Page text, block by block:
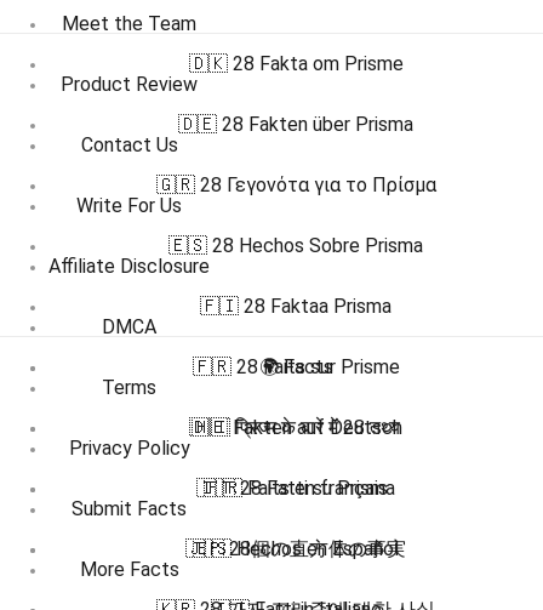
Meet the Team
Product Review
Contact Us
Write For Us
Affiliate Disclosure
DMCA
Terms
Privacy Policy
Submit Facts
More Facts
🇩🇰 28 Fakta om Prisme
🇩🇪 28 Fakten über Prisma
🇬🇷 28 Γεγονότα για το Πρίσμα
🇪🇸 28 Hechos Sobre Prisma
🇫🇮 28 Faktaa Prisma
🇫🇷 28 Faits sur Prisme
🇭🇮 प्रिज्म के बारे में 28 तथ्य
🇮🇹 28 Fatti su Prisma
🇯🇵 28個の直方体の事実
🌍 Facts
🇩🇪 Fakten auf Deutsch
🇫🇷 Faits en français
🇪🇸 Hechos en Español